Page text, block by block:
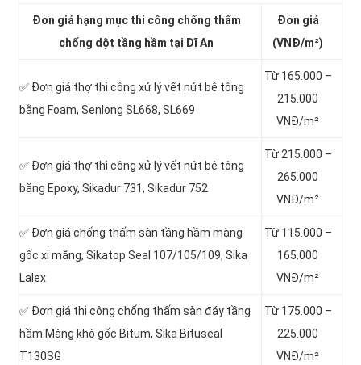
Đơn giá hạng mục thi công chống thấm
chống dột tầng hầm tại Dĩ An
Đơn giá
(VNĐ/m²)
✅ Đơn giá thợ thi công xử lý vết nứt bê tông
bằng Foam, Senlong SL668, SL669
Từ 165.000 –
215.000
VNĐ/m²
✅ Đơn giá thợ thi công xử lý vết nứt bê tông
bằng Epoxy, Sikadur 731, Sikadur 752
Từ 215.000 –
265.000
VNĐ/m²
✅ Đơn giá chống thấm sàn tầng hầm màng
gốc xi măng, Sikatop Seal 107/105/109, Sika
Lalex
Từ 115.000 –
165.000
VNĐ/m²
✅ Đơn giá thi công chống thấm sàn đáy tầng
hầm Màng khò gốc Bitum, Sika Bituseal
T130SG
Từ 175.000 –
225.000
VNĐ/m²